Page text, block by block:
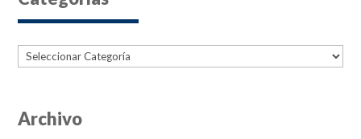
Categorías
Archivo